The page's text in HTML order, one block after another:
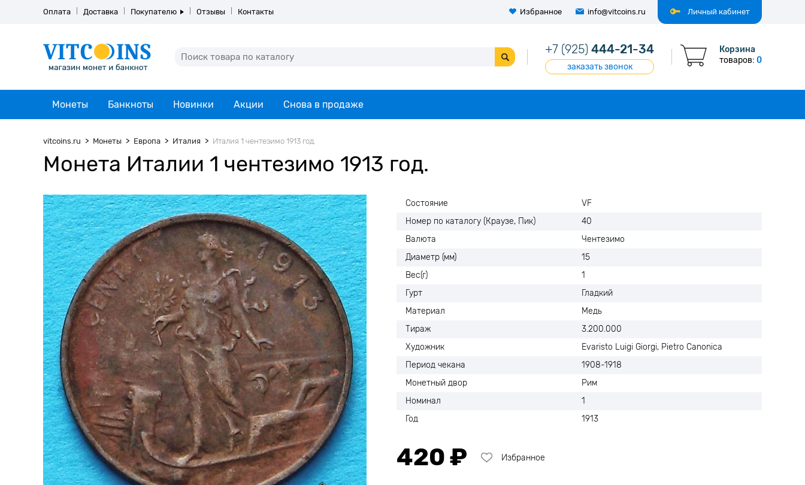
Личный кабинет
Оплата Доставка Покупателю Отзывы Контакты Избранное info@vitcoins.ru
+7 (925) 444-21-34
заказать звонок
Корзина
товаров: 0
Монеты Банкноты Новинки Акции Снова в продаже
vitcoins.ru Монеты Европа Италия Италия 1 чентезимо 1913 год.
Монета Италии 1 чентезимо 1913 год.
Состояние
VF
Номер по каталогу (Краузе, Пик)
40
Валюта
Чентезимо
Диаметр (мм)
15
Вес(г)
1
Гурт
Гладкий
Материал
Медь
Тираж
3.200.000
Художник
Evaristo Luigi Giorgi, Pietro Canonica
Период чекана
1908-1918
Монетный двор
Рим
Номинал
1
Год
1913
420 ₽ Избранное